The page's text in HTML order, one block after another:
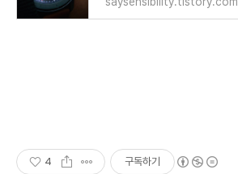
4 구독하기